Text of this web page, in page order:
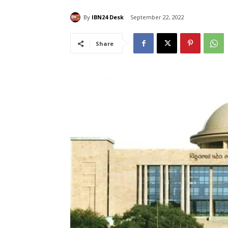
By IBN24 Desk September 22, 2022
Share